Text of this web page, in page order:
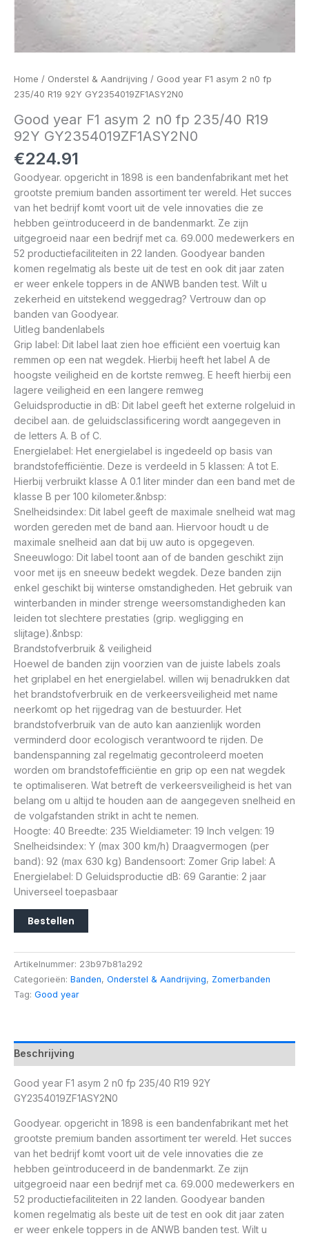
Home / Onderstel & Aandrijving / Good year F1 asym 2 n0 fp
235/40 R19 92Y GY2354019ZF1ASY2N0
Good year F1 asym 2 n0 fp 235/40 R19
92Y GY2354019ZF1ASY2N0
€224.91
Goodyear. opgericht in 1898 is een bandenfabrikant met het
grootste premium banden assortiment ter wereld. Het succes
van het bedrijf komt voort uit de vele innovaties die ze
hebben geïntroduceerd in de bandenmarkt. Ze zijn
uitgegroeid naar een bedrijf met ca. 69.000 medewerkers en
52 productiefaciliteiten in 22 landen. Goodyear banden
komen regelmatig als beste uit de test en ook dit jaar zaten
er weer enkele toppers in de ANWB banden test. Wilt u
zekerheid en uitstekend weggedrag? Vertrouw dan op
banden van Goodyear.
Uitleg bandenlabels
Grip label: Dit label laat zien hoe efficiënt een voertuig kan
remmen op een nat wegdek. Hierbij heeft het label A de
hoogste veiligheid en de kortste remweg. E heeft hierbij een
lagere veiligheid en een langere remweg
Geluidsproductie in dB: Dit label geeft het externe rolgeluid in
decibel aan. de geluidsclassificering wordt aangegeven in
de letters A. B of C.
Energielabel: Het energielabel is ingedeeld op basis van
brandstofefficiëntie. Deze is verdeeld in 5 klassen: A tot E.
Hierbij verbruikt klasse A 0.1 liter minder dan een band met de
klasse B per 100 kilometer.&nbsp:
Snelheidsindex: Dit label geeft de maximale snelheid wat mag
worden gereden met de band aan. Hiervoor houdt u de
maximale snelheid aan dat bij uw auto is opgegeven.
Sneeuwlogo: Dit label toont aan of de banden geschikt zijn
voor met ijs en sneeuw bedekt wegdek. Deze banden zijn
enkel geschikt bij winterse omstandigheden. Het gebruik van
winterbanden in minder strenge weersomstandigheden kan
leiden tot slechtere prestaties (grip. wegligging en
slijtage).&nbsp:
Brandstofverbruik & veiligheid
Hoewel de banden zijn voorzien van de juiste labels zoals
het griplabel en het energielabel. willen wij benadrukken dat
het brandstofverbruik en de verkeersveiligheid met name
neerkomt op het rijgedrag van de bestuurder. Het
brandstofverbruik van de auto kan aanzienlijk worden
verminderd door ecologisch verantwoord te rijden. De
bandenspanning zal regelmatig gecontroleerd moeten
worden om brandstofefficiëntie en grip op een nat wegdek
te optimaliseren. Wat betreft de verkeersveiligheid is het van
belang om u altijd te houden aan de aangegeven snelheid en
de volgafstanden strikt in acht te nemen.
Hoogte: 40 Breedte: 235 Wieldiameter: 19 Inch velgen: 19
Snelheidsindex: Y (max 300 km/h) Draagvermogen (per
band): 92 (max 630 kg) Bandensoort: Zomer Grip label: A
Energielabel: D Geluidsproductie dB: 69 Garantie: 2 jaar
Universeel toepasbaar
Bestellen
Artikelnummer: 23b97b81a292
Categorieën: Banden, Onderstel & Aandrijving, Zomerbanden
Tag: Good year
Beschrijving
Good year F1 asym 2 n0 fp 235/40 R19 92Y
GY2354019ZF1ASY2N0
Goodyear. opgericht in 1898 is een bandenfabrikant met het
grootste premium banden assortiment ter wereld. Het succes
van het bedrijf komt voort uit de vele innovaties die ze
hebben geïntroduceerd in de bandenmarkt. Ze zijn
uitgegroeid naar een bedrijf met ca. 69.000 medewerkers en
52 productiefaciliteiten in 22 landen. Goodyear banden
komen regelmatig als beste uit de test en ook dit jaar zaten
er weer enkele toppers in de ANWB banden test. Wilt u